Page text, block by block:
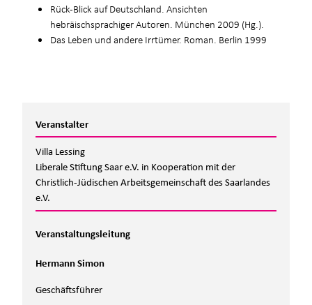
Rück-Blick auf Deutschland. Ansichten
hebräischsprachiger Autoren. München 2009 (Hg.).
Das Leben und andere Irrtümer. Roman. Berlin 1999
Veranstalter
Villa Lessing
Liberale Stiftung Saar e.V. in Kooperation mit der
Christlich-Jüdischen Arbeitsgemeinschaft des Saarlandes
e.V.
Veranstaltungsleitung
Hermann Simon
Geschäftsführer